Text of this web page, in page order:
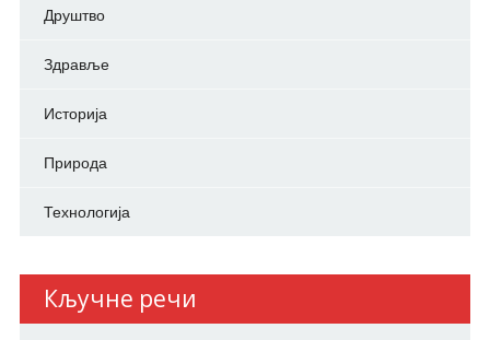
Друштво
Здравље
Историја
Природа
Технологија
Кључне речи